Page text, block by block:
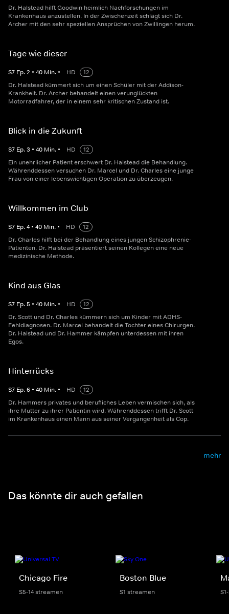
Dr. Halstead hilft Goodwin heimlich Nachforschungen im
Krankenhaus anzustellen. In der Zwischenzeit schlägt sich Dr.
Archer mit den sehr speziellen Ansprüchen von Zwillingen herum.
Tage wie dieser
S7 Ep.2 • 40 Min. • HD
12
Dr. Halstead kümmert sich um einen Schüler mit der Addison-
Krankheit. Dr. Archer behandelt einen verunglückten
Motorradfahrer, der in einem sehr kritischen Zustand ist.
Blick in die Zukunft
S7 Ep.3 • 40 Min. • HD
12
Ein unehrlicher Patient erschwert Dr. Halstead die Behandlung.
Währenddessen versuchen Dr. Marcel und Dr. Charles eine junge
Frau von einer lebenswichtigen Operation zu überzeugen.
Willkommen im Club
S7 Ep.4 • 40 Min. • HD
12
Dr. Charles hilft bei der Behandlung eines jungen Schizophrenie-
Patienten. Dr. Halstead präsentiert seinen Kollegen eine neue
medizinische Methode.
Kind aus Glas
S7 Ep.5 • 40 Min. • HD
12
Dr. Scott und Dr. Charles kümmern sich um Kinder mit ADHS-
Fehldiagnosen. Dr. Marcel behandelt die Tochter eines Chirurgen.
Dr. Halstead und Dr. Hammer kämpfen unterdessen mit ihren
Egos.
Hinterrücks
S7 Ep.6 • 40 Min. • HD
12
Dr. Hammers privates und berufliches Leben vermischen sich, als
ihre Mutter zu ihrer Patientin wird. Währenddessen trifft Dr. Scott
im Krankenhaus einen Mann aus seiner Vergangenheit als Cop.
mehr
Das könnte dir auch gefallen
Chicago Fire
S5-14 streamen
Boston Blue
S1 streamen